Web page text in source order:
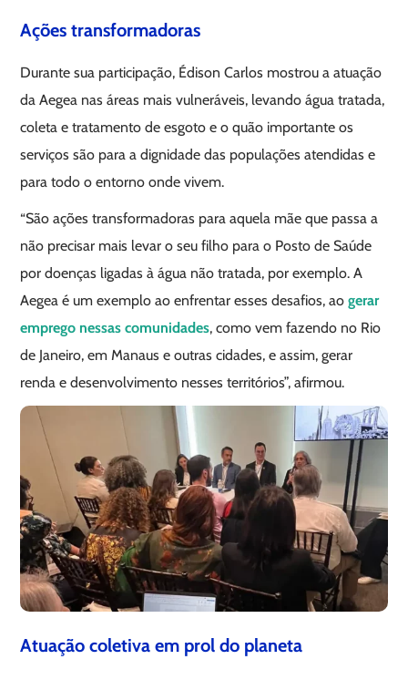
Ações transformadoras
Durante sua participação, Édison Carlos mostrou a atuação
da Aegea nas áreas mais vulneráveis, levando água tratada,
coleta e tratamento de esgoto e o quão importante os
serviços são para a dignidade das populações atendidas e
para todo o entorno onde vivem.
“São ações transformadoras para aquela mãe que passa a
não precisar mais levar o seu filho para o Posto de Saúde
por doenças ligadas à água não tratada, por exemplo. A
Aegea é um exemplo ao enfrentar esses desafios, aogerar
emprego nessas comunidades, como vem fazendo no Rio
de Janeiro, em Manaus e outras cidades, e assim, gerar
renda e desenvolvimento nesses territórios”, afirmou.
Atuação coletiva em prol do planeta